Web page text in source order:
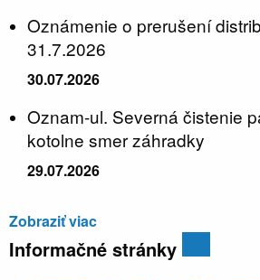
Oznámenie o prerušení
31.7.2026
30.07.2026
Oznam-ul. Severná čistenie
kotolne smer záhradky
29.07.2026
Zobraziť viac
Informačné stránky